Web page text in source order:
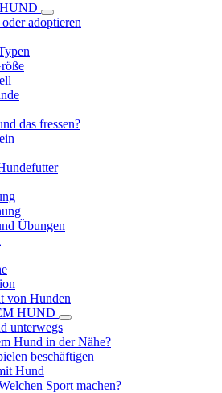
adoptieren
das fressen?
Übungen
von Hunden
HUND
unterwegs
Hund in der Nähe?
beschäftigen
Hund
Sport machen?